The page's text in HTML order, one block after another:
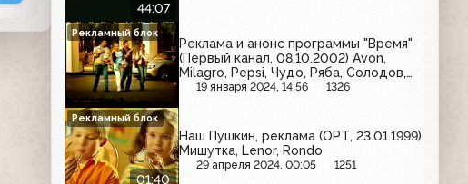
44:07
Реклама и анонс программы "Время"
(Первый канал, 08.10.2002) Avon,
Milagro, Pepsi, Чудо, Ряба, Солодов,
Gillette, Snickers, Царь-батюшка, 32,
19 января 2024, 14:56 1326
Рекламный блок
01:40
Наш Пушкин, реклама (ОРТ, 23.01.1999)
Мишутка, Lenor, Rondo
29 апреля 2024, 00:05 1251
Рекламный блок